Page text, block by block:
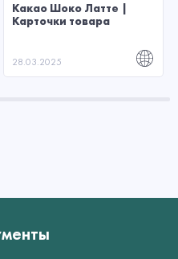
Какао Шоко Латте |
Карточки товара
28.03.2025